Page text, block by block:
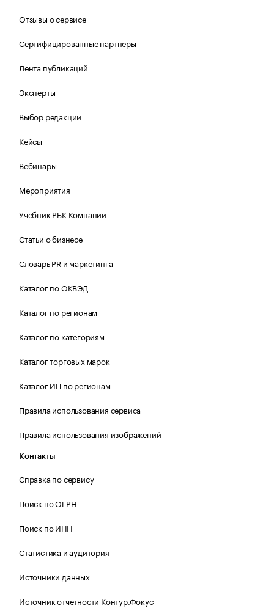
Отзывы о сервисе
Сертифицированные партнеры
Лента публикаций
Эксперты
Выбор редакции
Кейсы
Вебинары
Мероприятия
Учебник РБК Компании
Статьи о бизнесе
Словарь PR и маркетинга
Каталог по ОКВЭД
Каталог по регионам
Каталог по категориям
Каталог торговых марок
Каталог ИП по регионам
Правила использования сервиса
Правила использования изображений
Контакты
Справка по сервису
Поиск по ОГРН
Поиск по ИНН
Статистика и аудитория
Источники данных
Источник отчетности Контур.Фокус